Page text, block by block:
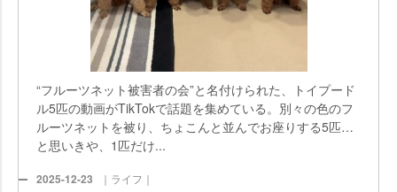
“フルーツネット被害者の会”と名付けられた、トイプード
ル5匹の動画がTikTokで話題を集めている。別々の色のフ
ルーツネットを被り、ちょこんと並んでお座りする5匹…
と思いきや、1匹だけ...
2025-12-23 ｜ライフ｜